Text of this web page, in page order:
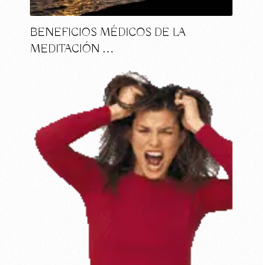
BENEFICIOS MÉDICOS DE LA
MEDITACIÓN …